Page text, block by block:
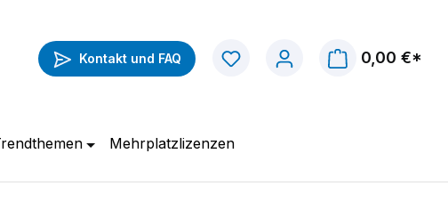
Kontakt und FAQ 0,00 €*
Mehrplatzlizenzen